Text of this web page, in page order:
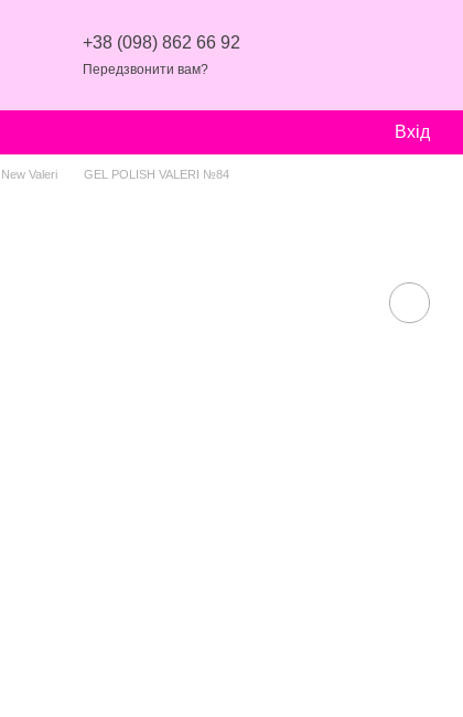
+38 (098) 862 66 92
Передзвонити вам?
Вхід
Valeri GEL POLISH VALERI №84